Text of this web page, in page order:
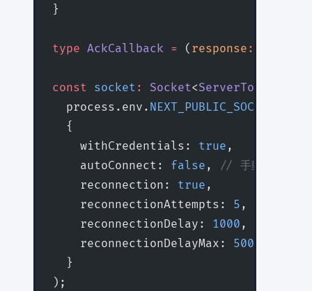
}
type AckCallback = ( response :
const socket : Socket<
  process.env.
NEXT_PUBLIC_SOCKET_URL
  {
    withCredentials:
true ,
    autoConnect:
false , // 手動で接続タ
    reconnection:
true ,
    reconnectionAttempts:
5 ,
    reconnectionDelay:
1000 ,
    reconnectionDelayMax:
5000
  }
);